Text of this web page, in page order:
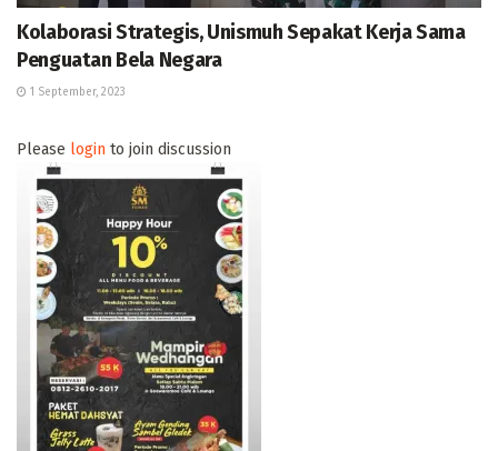
Kolaborasi Strategis, Unismuh Sepakat Kerja Sama
Penguatan Bela Negara
1 September, 2023
Please login to join discussion